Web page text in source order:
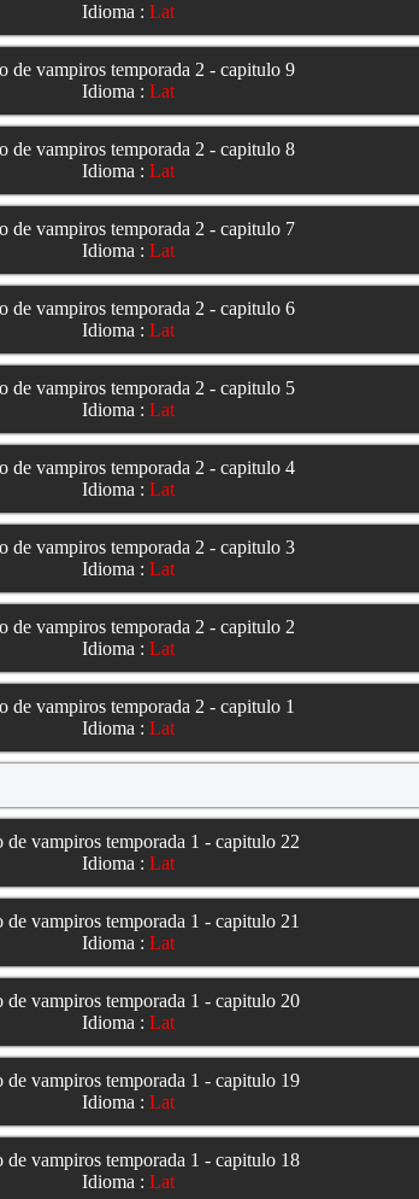
Idioma : Lat
de vampiros temporada 2 - capitulo 9
Idioma : Lat
de vampiros temporada 2 - capitulo 8
Idioma : Lat
de vampiros temporada 2 - capitulo 7
Idioma : Lat
de vampiros temporada 2 - capitulo 6
Idioma : Lat
de vampiros temporada 2 - capitulo 5
Idioma : Lat
de vampiros temporada 2 - capitulo 4
Idioma : Lat
de vampiros temporada 2 - capitulo 3
Idioma : Lat
de vampiros temporada 2 - capitulo 2
Idioma : Lat
de vampiros temporada 2 - capitulo 1
Idioma : Lat
de vampiros temporada 1 - capitulo 22
Idioma : Lat
de vampiros temporada 1 - capitulo 21
Idioma : Lat
de vampiros temporada 1 - capitulo 20
Idioma : Lat
de vampiros temporada 1 - capitulo 19
Idioma : Lat
de vampiros temporada 1 - capitulo 18
Idioma : Lat